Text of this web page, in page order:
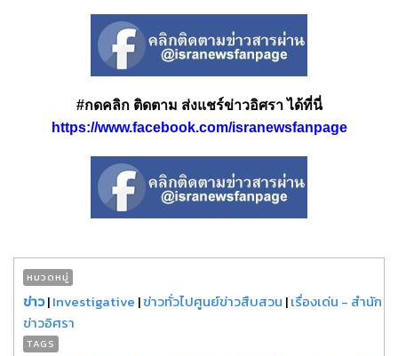
#กดคลิก ติดตาม ส่งแชร์ข่าวอิศรา ได้ที่นี่
https://www.facebook.com/isranewsfanpage
หมวดหมู่
ข่าว|Investigative |ข่าวทั่วไปศูนย์ข่าวสืบสวน |เรื่องเด่น - สำนัก
ข่าวอิศรา
TAGS